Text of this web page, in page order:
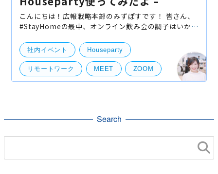
こんにちは！広報戦略本部のみずぽすです！ 皆さん、
#StayHomeの最中、オンライン飲み会の調子はいかが
ワークへの挑戦を続けてきました。そして、いち早く
オンライ
社内イベント Houseparty
リモートワーク MEET ZOOM
Search